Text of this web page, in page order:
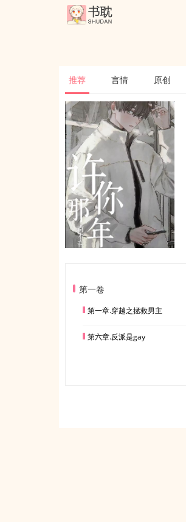
推荐 言情 原创
第一卷
第一章.穿越之拯救男主
第六章.反派是gay